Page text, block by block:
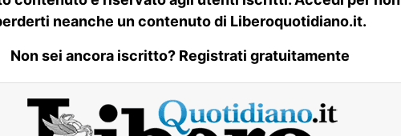
neanche un contenuto di Liberoquotidiano.it.
Non sei ancora iscritto? Registrati gratuitamente